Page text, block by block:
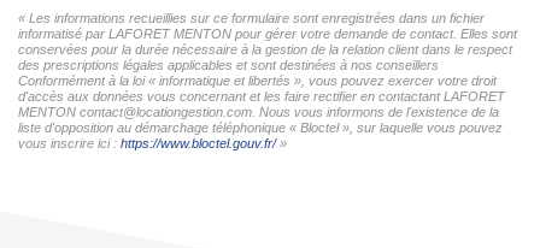
« Les informations recueillies sur ce formulaire sont enregistrées dans un fichier
informatisé par LAFORET MENTON pour gérer votre demande de contact. Elles sont
conservées pour la durée nécessaire à la gestion de la relation client dans le respect
des prescriptions légales applicables et sont destinées à nos conseillers
Conformément à la loi « informatique et libertés », vous pouvez exercer votre droit
d'accès aux données vous concernant et les faire rectifier en contactant LAFORET
MENTON contact@locationgestion.com. Nous vous informons de l'existence de la
liste d'opposition au démarchage téléphonique « Bloctel », sur laquelle vous pouvez
vous inscrire ici : https://www.bloctel.gouv.fr/»